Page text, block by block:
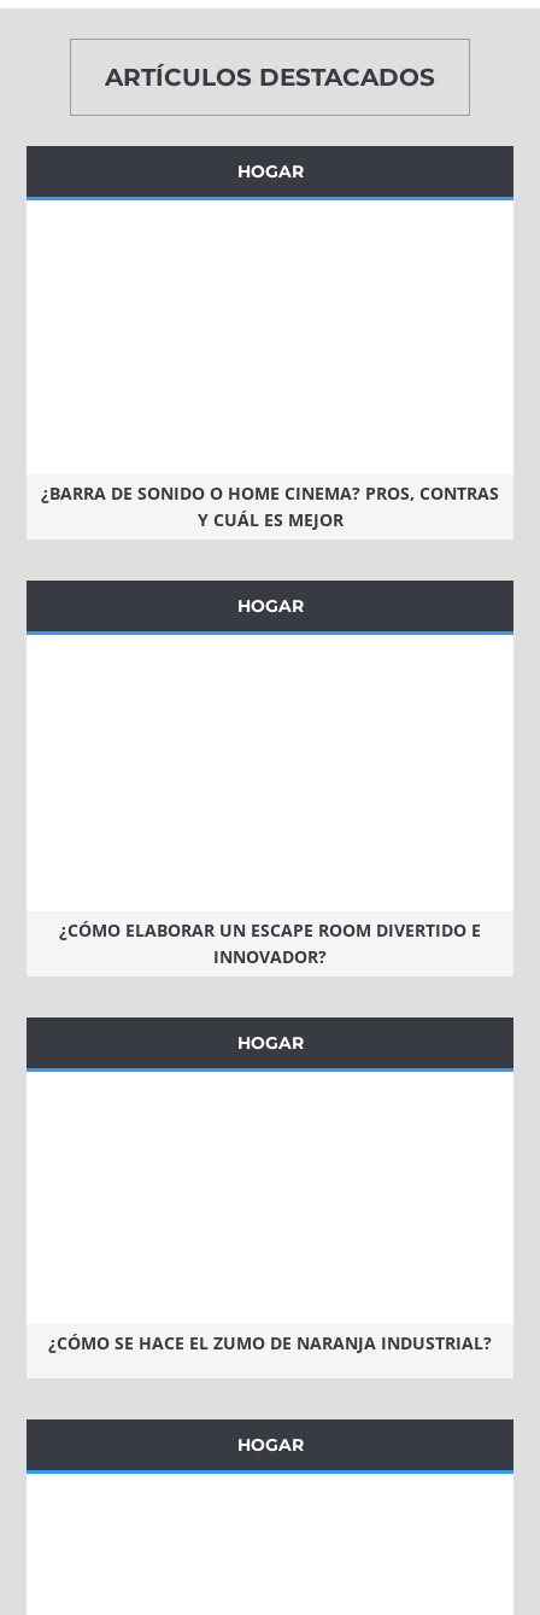
ARTÍCULOS DESTACADOS
HOGAR
¿BARRA DE SONIDO O HOME CINEMA? PROS, CONTRAS
Y CUÁL ES MEJOR
HOGAR
¿CÓMO ELABORAR UN ESCAPE ROOM DIVERTIDO E
INNOVADOR?
HOGAR
¿CÓMO SE HACE EL ZUMO DE NARANJA INDUSTRIAL?
HOGAR